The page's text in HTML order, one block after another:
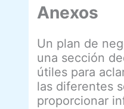
Anexos
Un plan de
una sección
útiles para
las diferentes
proporcionar